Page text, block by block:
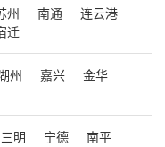
州 南通
连云港
迁
州 嘉兴
金华
三明 宁德
南平